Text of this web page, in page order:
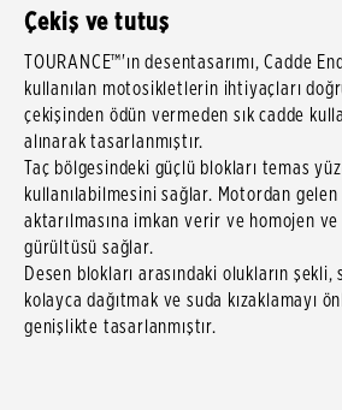
Çekiş ve tutuş
TOURANCE™'ın desentasarımı, Cadde
kullanılan motosikletlerin ihtiyaçları
çekişinden ödün vermeden sık cadde
alınarak tasarlanmıştır.
Taç bölgesindeki güçlü blokları temas
kullanılabilmesini sağlar. Motordan
aktarılmasına imkan verir ve homojen
gürültüsü sağlar.
Desen blokları arasındaki olukların
kolayca dağıtmak ve suda kızaklamayı
genişlikte tasarlanmıştır.